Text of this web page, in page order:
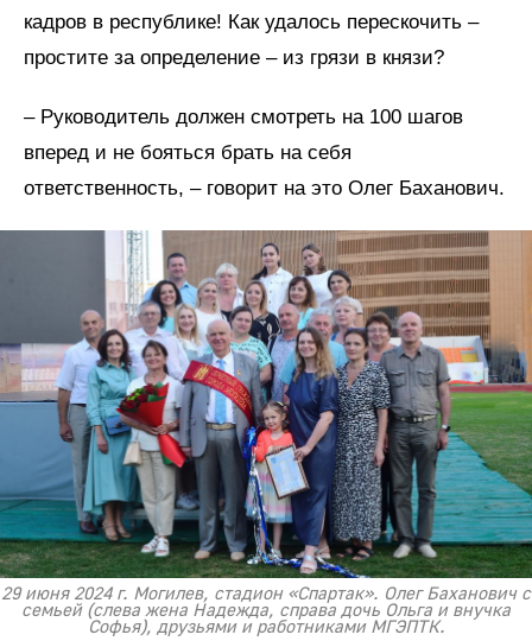
кадров в республике! Как удалось перескочить –
простите за определение – из грязи в князи?
– Руководитель должен смотреть на 100 шагов
вперед и не бояться брать на себя
ответственность, – говорит на это Олег Баханович.
29 июня 2024 г. Могилев, стадион «Спартак». Олег Баханович с
семьей (слева жена Надежда, справа дочь Ольга и внучка
Софья), друзьями и работниками МГЭПТК.